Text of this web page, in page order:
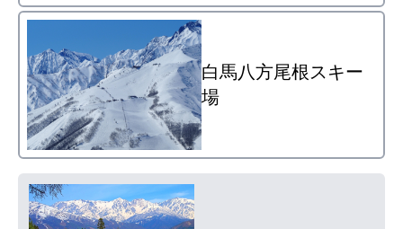
白馬八方尾根スキー
場